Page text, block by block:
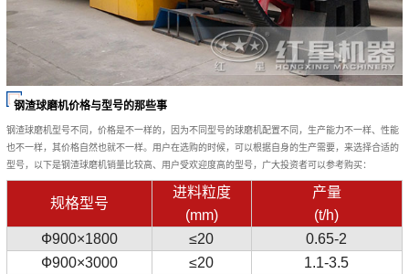
钢渣球磨机价格与型号的那些事
钢渣球磨机型号不同，价格是不一样的，因为不同型号的球磨机配置不同，生产能力不一样、性能
也不一样，其价格自然也就不一样。用户在选购的时候，可以根据自身的生产需要，来选择合适的
型号，以下是钢渣球磨机销量比较高、用户受欢迎度高的型号，广大投资者可以参考购买：
规格型号
进料粒度
(mm)
产量
(t/h)
Ф900×1800
≤20
0.65-2
Ф900×3000
≤20
1.1-3.5